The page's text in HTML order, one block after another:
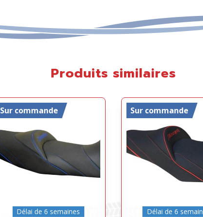
Produits similaires
Sur commande
Délai de 6 semaines
Sur commande
Délai de 6